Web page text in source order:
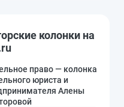
колонки на
право — колонка
юриста и
Алены